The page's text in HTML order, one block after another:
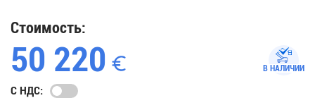
Купить новую технику
Сферы применения
Стоимость:
50 220 В НАЛИЧИИ
С НДС: